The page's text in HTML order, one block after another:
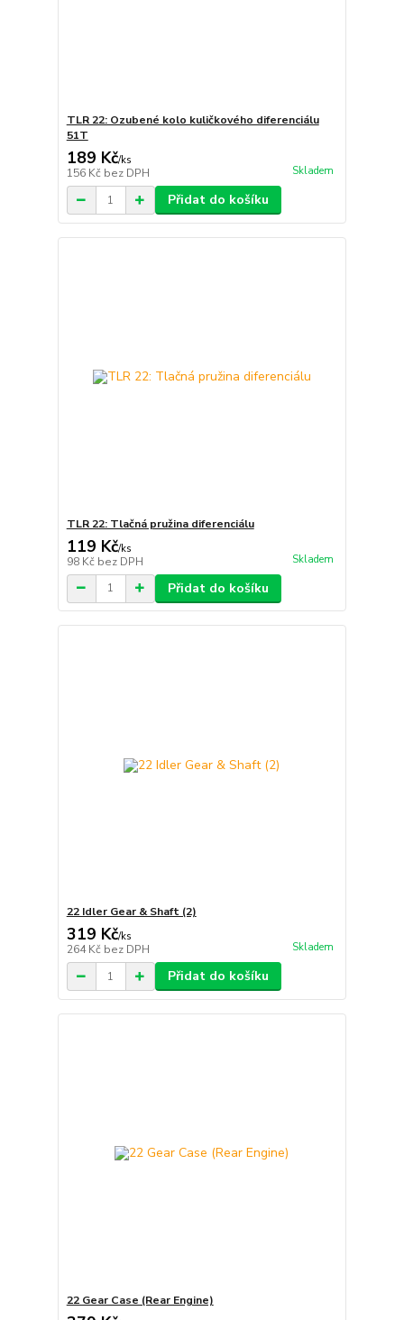
TLR 22: Ozubené kolo kuličkového diferenciálu
51T
189 Kč/ks
156 Kč bez DPH Skladem
Přidat do košíku
TLR 22: Tlačná pružina diferenciálu
119 Kč/ks
98 Kč bez DPH Skladem
Přidat do košíku
22 Idler Gear & Shaft (2)
319 Kč/ks
264 Kč bez DPH Skladem
Přidat do košíku
22 Gear Case (Rear Engine)